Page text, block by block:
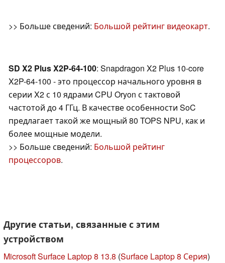
>> Больше сведений: Большой рейтинг видеокарт.
SD X2 Plus X2P-64-100: Snapdragon X2 Plus 10-core
X2P-64-100 - это процессор начального уровня в
серии X2 с 10 ядрами CPU Oryon с тактовой
частотой до 4 ГГц. В качестве особенности SoC
предлагает такой же мощный 80 TOPS NPU, как и
более мощные модели.
>> Больше сведений: Большой рейтинг
процессоров.
Другие статьи, связанные с этим
устройством
Microsoft Surface Laptop 8 13.8 (Surface Laptop 8 Серия)